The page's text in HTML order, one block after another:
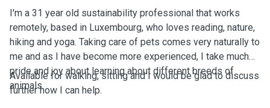
I'm a 31 year old sustainability professional that works
remotely, based in Luxembourg, who loves reading, nature,
hiking and yoga. Taking care of pets comes very naturally to
me and as I have become more experienced, I take much
pride and joy about learning about different breeds of
animals.
Available for walking, sitting and I would be glad to discuss
further how I can help.